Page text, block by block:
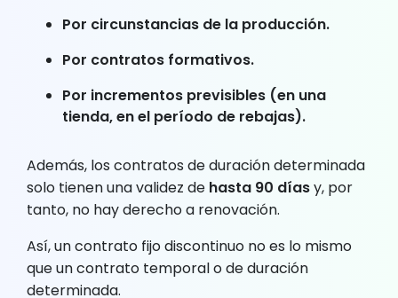
Por circunstancias de la producción.
Por contratos formativos.
Por incrementos previsibles (en una
tienda, en el período de rebajas).
Además, los contratos de duración determinada
solo tienen una validez de hasta 90 díasy, por
tanto, no hay derecho a renovación.
Así, un contrato fijo discontinuo no es lo mismo
que un contrato temporal o de duración
determinada.